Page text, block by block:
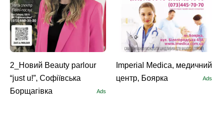
2_Новий Beauty parlour
“just u!”, Софіївська
Борщагівка
Ads
Imperial Medica, медичний
центр, Боярка
Ads